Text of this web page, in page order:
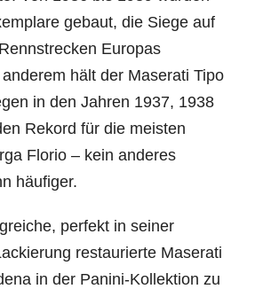
gebaut, die Siege auf
Europas
hält der Maserati Tipo
in den Jahren 1937, 1938
Rekord für die meisten
Florio – kein anderes
häufiger.
perfekt in seiner
restaurierte Maserati
in der Panini-Kollektion zu